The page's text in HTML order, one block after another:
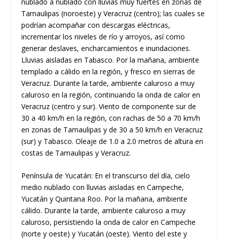
Tamaulipas (noroeste) y Veracruz (centro); las cuales se
podrían acompañar con descargas eléctricas,
incrementar los niveles de río y arroyos, así como
generar deslaves, encharcamientos e inundaciones.
Lluvias aisladas en Tabasco. Por la mañana, ambiente
templado a cálido en la región, y fresco en sierras de
Veracruz. Durante la tarde, ambiente caluroso a muy
caluroso en la región, continuando la onda de calor en
Veracruz (centro y sur). Viento de componente sur de
30 a 40 km/h en la región, con rachas de 50 a 70 km/h
en zonas de Tamaulipas y de 30 a 50 km/h en Veracruz
(sur) y Tabasco. Oleaje de 1.0 a 2.0 metros de altura en
costas de Tamaulipas y Veracruz.
Península de Yucatán: En el transcurso del día, cielo
medio nublado con lluvias aisladas en Campeche,
Yucatán y Quintana Roo. Por la mañana, ambiente
cálido. Durante la tarde, ambiente caluroso a muy
caluroso, persistiendo la onda de calor en Campeche
(norte y oeste) y Yucatán (oeste). Viento del este y